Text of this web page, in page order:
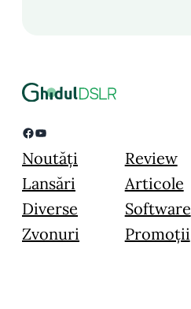
Facebook YouTube
Noutăți
Lansări
Diverse
Zvonuri
Review
Articole
Software
Promoții